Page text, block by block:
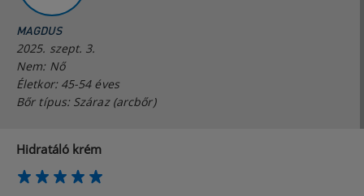
MAGDUS
2025. szept. 3.
Nem: Nő
Életkor: 45-54 éves
Bőr típus: Száraz (arcbőr)
Hidratáló krém